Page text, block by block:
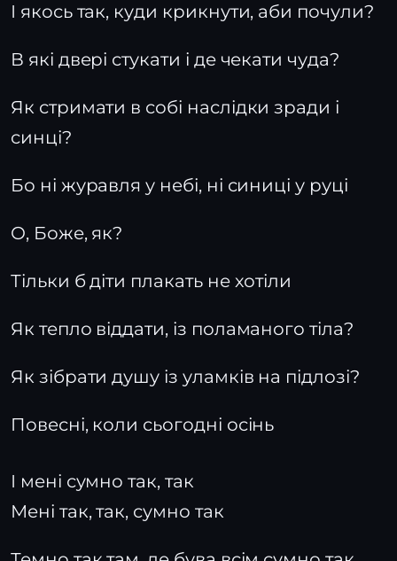
І якось так, куди крикнути, аби почули?
В які двері стукати і де чекати чуда?
Як стримати в собі наслідки зради і
синці?
Бо ні журавля у небі, ні синиці у руці
О, Боже, як?
Тільки б діти плакать не хотіли
Як тепло віддати, із поламаного тіла?
Як зібрати душу із уламків на підлозі?
Повесні, коли сьогодні осінь
І мені сумно так, так
Мені так, так, сумно так